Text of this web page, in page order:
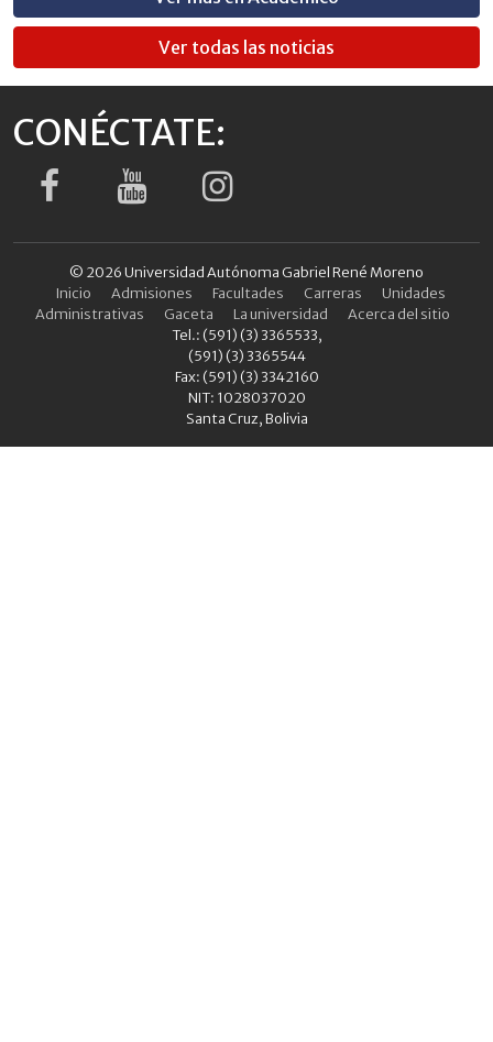
Ver todas las noticias
CONÉCTATE:
© 2026 Universidad Autónoma Gabriel René Moreno
Inicio
Admisiones Facultades Carreras
Unidades
Administrativas
Gaceta La universidad
Acerca del sitio
Tel.: (591) (3) 3365533,
(591) (3) 3365544
Fax: (591) (3) 3342160
NIT: 1028037020
Santa Cruz, Bolivia